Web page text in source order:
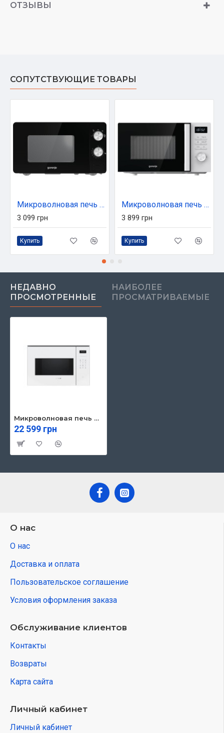
ОТЗЫВЫ
СОПУТСТВУЮЩИЕ ТОВАРЫ
Микроволновая печь Gorenje MO17E1B
3 099 грн
Купить
Микроволновая печь Gorenje MO20A3WH
3 899 грн
Купить
НЕДАВНО
ПРОСМОТРЕННЫЕ
НАИБОЛЕЕ
ПРОСМАТРИВАЕМЫЕ
Микроволновая печь Bosch BEL554MW2
22 599 грн
О нас
О нас
Доставка и оплата
Пользовательское соглашение
Условия оформления заказа
Обслуживание клиентов
Контакты
Возвраты
Карта сайта
Личный кабинет
Личный кабинет